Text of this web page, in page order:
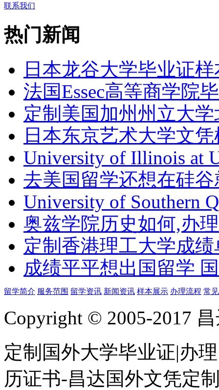
联系我们
热门新闻
日本龙谷大学毕业证
法国Essec高等商学院
定制美国加州州立大
日本东京艺术大学文
University of Illinois at
去美国留学还想在硅
University of Southern
奥兹学院历史如何,办
定制香港理工大学成绩
成绩平平想出国留学
留学简介 服务范围 留学资讯 新闻资讯 样本展示 办理流程 常
Copyright © 2005-2017
定制国外大学毕业证|办
历证书-昌达国外文凭定